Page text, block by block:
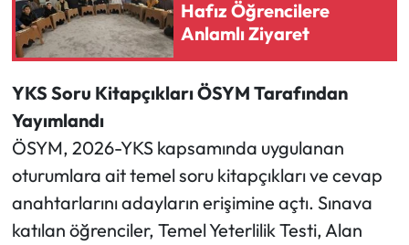
Hafız Öğrencilere
Anlamlı Ziyaret
YKS Soru Kitapçıkları ÖSYM Tarafından
Yayımlandı
ÖSYM, 2026-YKS kapsamında uygulanan
oturumlara ait temel soru kitapçıkları ve cevap
anahtarlarını adayların erişimine açtı. Sınava
katılan öğrenciler, Temel Yeterlilik Testi, Alan